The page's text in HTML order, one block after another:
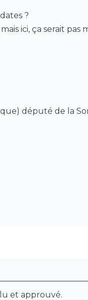
?
ici, ça serait pas
député de la
et approuvé.